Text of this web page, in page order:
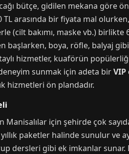
bütçe, gidilen mekana göre
arasında bir fiyata mal
(cilt bakımı, maske vb.) birlikte
başlarken, boya, röfle, balyaj
hizmetler, kuaförün
sunmak için adeta birVIP
hizmetleri ön plandadır.
için şehirde çok
paketler halinde sunulur ve
dersleri gibi ek imkanlar sunar.